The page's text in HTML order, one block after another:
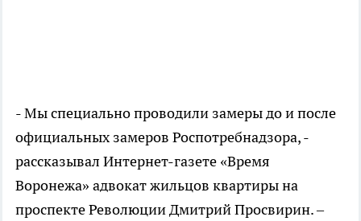
- Мы специально проводили замеры до и после
официальных замеров Роспотребнадзора, -
рассказывал Интернет-газете «Время
Воронежа» адвокат жильцов квартиры на
проспекте Революции Дмитрий Просвирин. –